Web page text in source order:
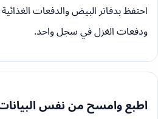
احتفظ بدفاتر البيض والدفعات
ودفعات الغزل في سجل واحد.
اطبع وامسح من نفس